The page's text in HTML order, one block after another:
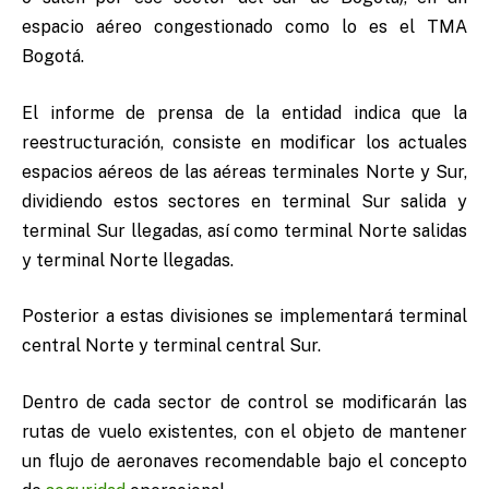
espacio aéreo congestionado como lo es el TMA
Bogotá.
El informe de prensa de la entidad indica que la
reestructuración, consiste en modificar los actuales
espacios aéreos de las aéreas terminales Norte y Sur,
dividiendo estos sectores en terminal Sur salida y
terminal Sur llegadas, así como terminal Norte salidas
y terminal Norte llegadas.
Posterior a estas divisiones se implementará terminal
central Norte y terminal central Sur.
Dentro de cada sector de control se modificarán las
rutas de vuelo existentes, con el objeto de mantener
un flujo de aeronaves recomendable bajo el concepto